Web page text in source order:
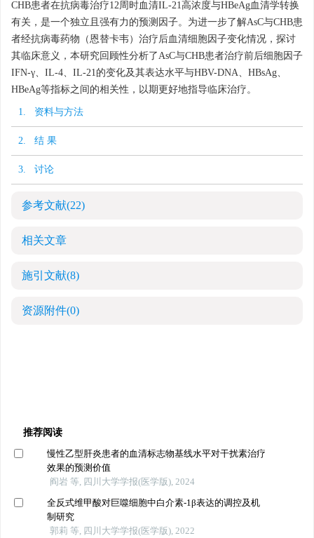
CHB患者在抗病毒治疗12周时血清IL-21高浓度与HBeAg血清学转换
有关，是一个独立且强有力的预测因子。为进一步了解AsC与CHB患
者经抗病毒药物（恩替卡韦）治疗后血清细胞因子变化情况，探讨
其临床意义，本研究回顾性分析了AsC与CHB患者治疗前后细胞因子
IFN-γ、IL-4、IL-21的变化及其表达水平与HBV-DNA、HBsAg、
HBeAg等指标之间的相关性，以期更好地指导临床治疗。
1. 资料与方法
2. 结 果
3. 讨论
参考文献(22)
相关文章
施引文献(8)
资源附件(0)
推荐阅读
慢性乙型肝炎患者的血清标志物基线水平对干扰素治疗
效果的预测价值
阎岩 等, 四川大学学报(医学版), 2024
全反式维甲酸对巨噬细胞中白介素-1β表达的调控及机
制研究
郭莉 等, 四川大学学报(医学版), 2022